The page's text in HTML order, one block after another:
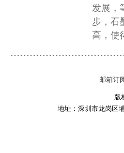
发展，
步，石
高，使
邮箱订
版
地址：深圳市龙岗区